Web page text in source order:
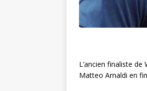
L’ancien finaliste
Matteo Arnaldi en